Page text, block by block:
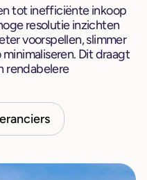
tot inefficiënte inkoop
resolutie inzichten
voorspellen, slimmer
Dit draagt
rendabelere